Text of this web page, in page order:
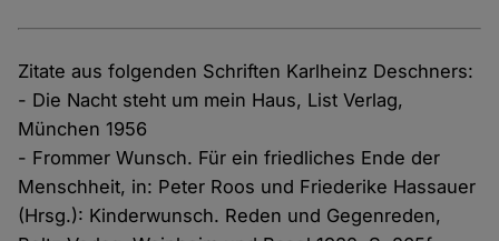
Zitate aus folgenden Schriften Karlheinz Deschners:
- Die Nacht steht um mein Haus, List Verlag,
München 1956
- Frommer Wunsch. Für ein friedliches Ende der
Menschheit, in: Peter Roos und Friederike Hassauer
(Hrsg.): Kinderwunsch. Reden und Gegenreden,